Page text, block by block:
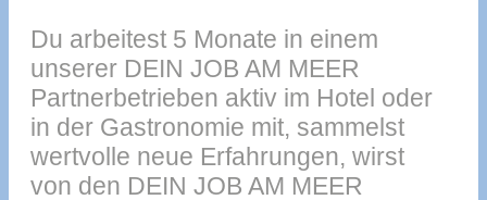
Du arbeitest 5 Monate in einem
unserer DEIN JOB AM MEER
Partnerbetrieben aktiv im Hotel oder
in der Gastronomie mit, sammelst
wertvolle neue Erfahrungen, wirst
von den DEIN JOB AM MEER